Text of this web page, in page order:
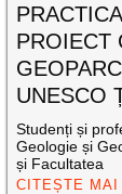
PROIECT
UNESCO
Studenți și
Geologie și
și Facultatea
CITEȘTE MAI